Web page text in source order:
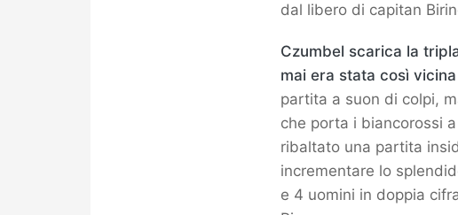
dal libero di capitan
Czumbel scarica la
mai era stata così
partita a suon di colpi,
che porta i biancorossi
ribaltato una partita
incrementare lo
e 4 uomini in doppia